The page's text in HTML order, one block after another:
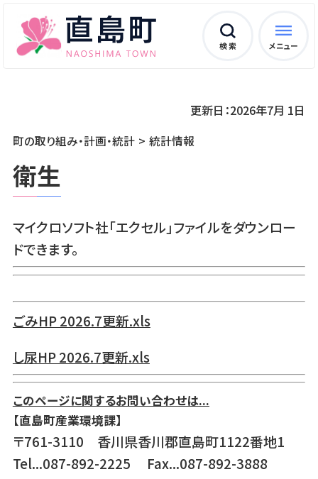
検 索 メニュー
町の取り組み・計画・統計 統計情報
更新日：2026年7月 1日
衛生
マイクロソフト社「エクセル」ファイルをダウンロー
ドできます。
ごみHP 2026.7更新.xls
し尿HP 2026.7更新.xls
このページに関するお問い合わせは...
【直島町産業環境課】
〒761-3110 香川県香川郡直島町1122番地1
Tel...087-892-2225 Fax...087-892-3888